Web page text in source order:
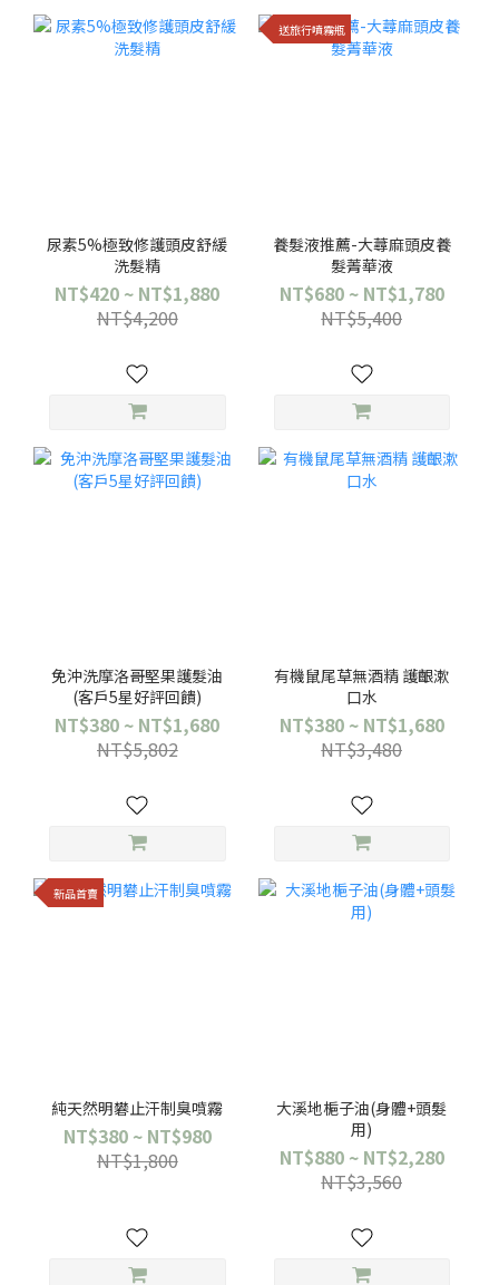
尿素5%極致修護頭皮舒緩
洗髮精
NT$420 ~ NT$1,880
NT$4,200
送旅行噴霧瓶
養髮液推薦-大蕁麻頭皮養
髮菁華液
NT$680 ~ NT$1,780
NT$5,400
免沖洗摩洛哥堅果護髮油
(客戶5星好評回饋)
NT$380 ~ NT$1,680
NT$5,802
有機鼠尾草無酒精 護齦漱
口水
NT$380 ~ NT$1,680
NT$3,480
新品首賣
純天然明礬止汗制臭噴霧
NT$380 ~ NT$980
NT$1,800
大溪地梔子油(身體+頭髮
用)
NT$880 ~ NT$2,280
NT$3,560